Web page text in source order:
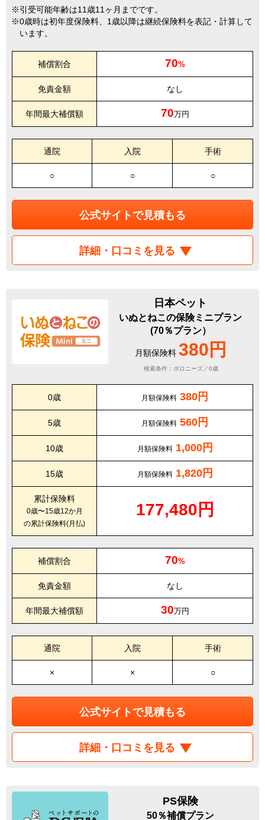
引受可能年齢は11歳11ヶ月までです。
0歳時は初年度保険料、1歳以降は継続保険料を表記・計算して
います。
補償割合 70%
免責金額 なし
年間最大補償額 70万円
通院 入院 手術
○ ○ ○
公式サイトで見積もる
詳細・口コミを見る
日本ペット
いぬとねこの保険ミニプラン
(70％プラン）
月額保険料 380円
検索条件：ボロニーズ／0歳
0歳 月額保険料 380円
5歳 月額保険料 560円
10歳 月額保険料 1,000円
15歳 月額保険料 1,820円
累計保険料
0歳〜15歳12か月
の累計保険料(月払)
177,480円
補償割合 70%
免責金額 なし
年間最大補償額 30万円
通院 入院 手術
× × ○
公式サイトで見積もる
詳細・口コミを見る
PS保険
50％補償プラン